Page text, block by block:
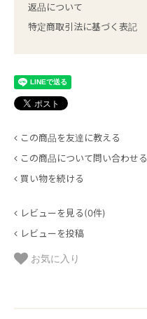
返品について
特定商取引法に基づく表記
この商品を友達に教える
この商品について問い合わせる
買い物を続ける
レビューを見る(0件)
レビューを投稿
お気に入り